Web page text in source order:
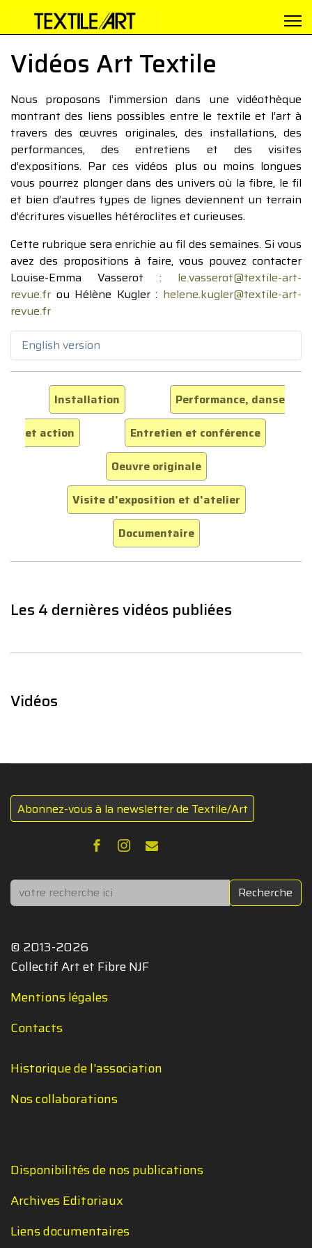
Vidéos Art Textile
Nous proposons l’immersion dans une vidéothèque
montrant des liens possibles entre le textile et l’art à
travers des œuvres originales, des installations, des
performances, des entretiens et des visites
d’expositions. Par ces vidéos plus ou moins longues
vous pourrez plonger dans des univers où la fibre, le fil
et bien d’autres types de lignes deviennent un terrain
d’écritures visuelles hétéroclites et curieuses.
Cette rubrique sera enrichie au fil des semaines. Si vous
avez des propositions à faire, vous pouvez contacter
Louise-Emma Vasserot : le.vasserot@textile-art-
revue.fr ou Hélène Kugler : helene.kugler@textile-art-
revue.fr
English version
Installation
Performance, danse
et action
Entretien et conférence
Oeuvre originale
Visite d'exposition et d'atelier
Documentaire
Les 4 dernières vidéos publiées
Vidéos
Abonnez-vous à la newsletter de Textile/Art
Rechercher Recherche
© 2013-2026
Collectif Art et Fibre NJF
Mentions légales
Contacts
Historique de l'association
Nos collaborations
Disponibilités de nos publications
Archives Editoriaux
Liens documentaires